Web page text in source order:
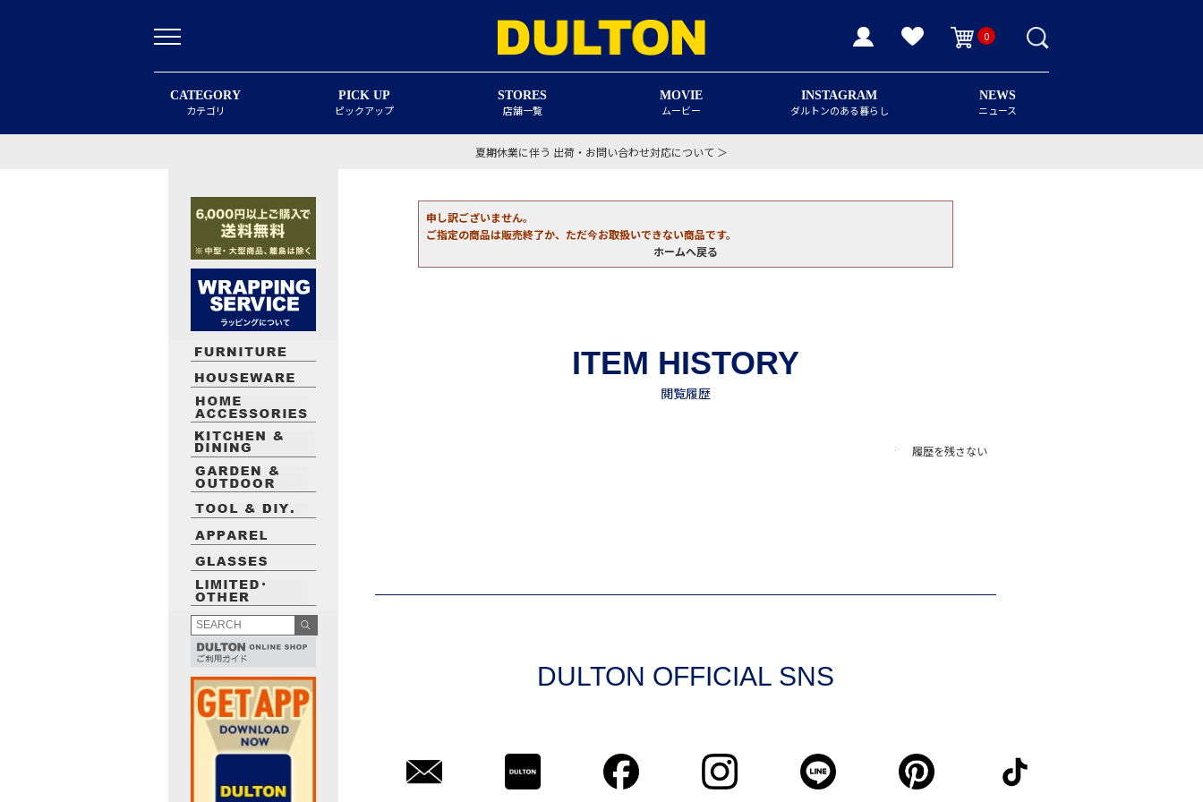
0
CATEGORY
カテゴリ
PICK UP
ピックアップ
STORES
店舗一覧
MOVIE
ムービー
INSTAGRAM
ダルトンのある暮らし
NEWS
ニュース
夏期休業に伴う 出荷・お問い合わせ対応について ＞
申し訳ございません。
ご指定の商品は販売終了か、ただ今お取扱いできない商品です。
ホームへ戻る
履歴を残さない
DULTON OFFICIAL SNS